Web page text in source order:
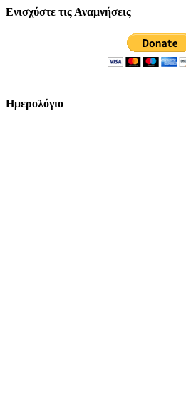
Ενισχύστε τις Αναμνήσεις
Ημερολόγιο